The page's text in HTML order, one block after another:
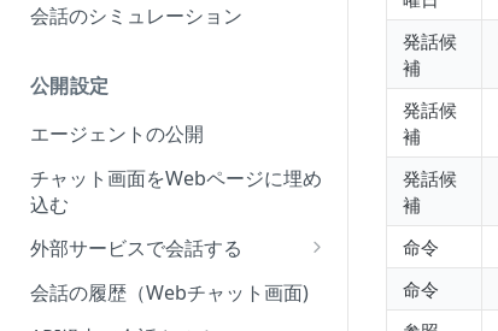
会話のシミュレーション
公開設定
エージェントの公開
チャット画面をWebページに埋め
込む
外部サービスで会話する
Slack上で会話させる
会話の履歴（Webチャット画面)
発話候
補
発話候
補
発話候
補
命令
命令